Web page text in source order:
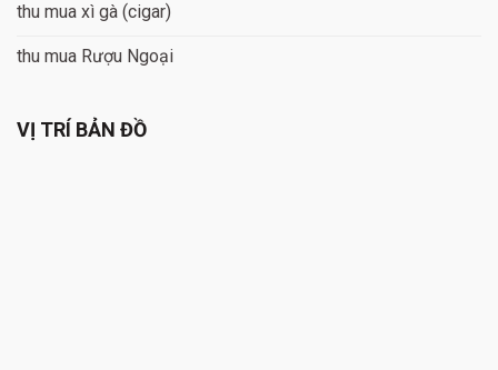
thu mua xì gà (cigar)
thu mua Rượu Ngoại
VỊ TRÍ BẢN ĐỒ